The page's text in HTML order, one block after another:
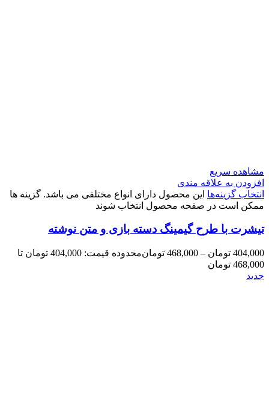
مشاهده سریع
افزودن به علاقه مندی
انتخاب گزینه‌ها این محصول دارای انواع مختلفی می باشد. گزینه ها
ممکن است در صفحه محصول انتخاب شوند
تیشرت با طرح گیمینگ دسته بازی و متن نوشته
404,000 تومان –
468,000 تومان
محدوده قیمت: 404,000 تومان تا
468,000 تومان
جدید